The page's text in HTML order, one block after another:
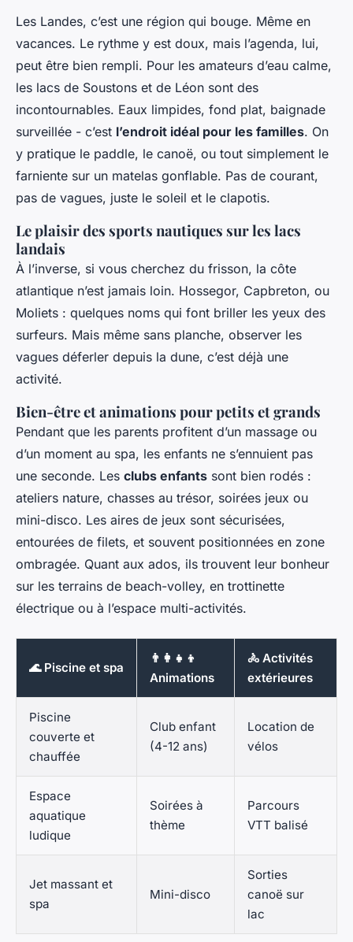
Les Landes, c’est une région qui bouge. Même en
vacances. Le rythme y est doux, mais l’agenda, lui,
peut être bien rempli. Pour les amateurs d’eau calme,
les lacs de Soustons et de Léon sont des
incontournables. Eaux limpides, fond plat, baignade
surveillée - c’est l’endroit idéal pour les familles. On
y pratique le paddle, le canoë, ou tout simplement le
farniente sur un matelas gonflable. Pas de courant,
pas de vagues, juste le soleil et le clapotis.
Le plaisir des sports nautiques sur les lacs
landais
À l’inverse, si vous cherchez du frisson, la côte
atlantique n’est jamais loin. Hossegor, Capbreton, ou
Moliets : quelques noms qui font briller les yeux des
surfeurs. Mais même sans planche, observer les
vagues déferler depuis la dune, c’est déjà une
activité.
Bien-être et animations pour petits et grands
Pendant que les parents profitent d’un massage ou
d’un moment au spa, les enfants ne s’ennuient pas
une seconde. Les clubs enfants sont bien rodés :
ateliers nature, chasses au trésor, soirées jeux ou
mini-disco. Les aires de jeux sont sécurisées,
entourées de filets, et souvent positionnées en zone
ombragée. Quant aux ados, ils trouvent leur bonheur
sur les terrains de beach-volley, en trottinette
électrique ou à l’espace multi-activités.
🌊 Piscine et spa
👨‍👩‍👧‍👦
Animations
🚴 Activités
extérieures
Piscine
couverte et
chauffée
Club enfant
(4-12 ans)
Location de
vélos
Espace
aquatique
ludique
Soirées à
thème
Parcours
VTT balisé
Jet massant et
spa
Mini-disco
Sorties
canoë sur
lac